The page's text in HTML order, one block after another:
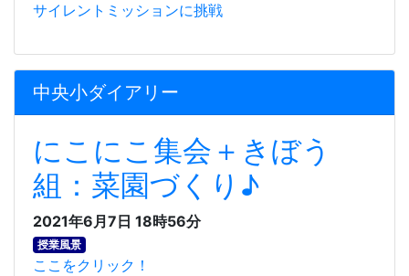
サイレントミッションに挑戦
中央小ダイアリー
にこにこ集会＋きぼう
組：菜園づくり♪
2021年6月7日 18時56分
授業風景
ここをクリック！